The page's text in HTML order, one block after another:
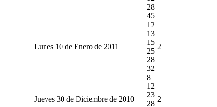
28
45
Lunes 10 de Enero de 2011
12
13
15
25
28
32
2
Jueves 30 de Diciembre de 2010
8
12
23
28
2